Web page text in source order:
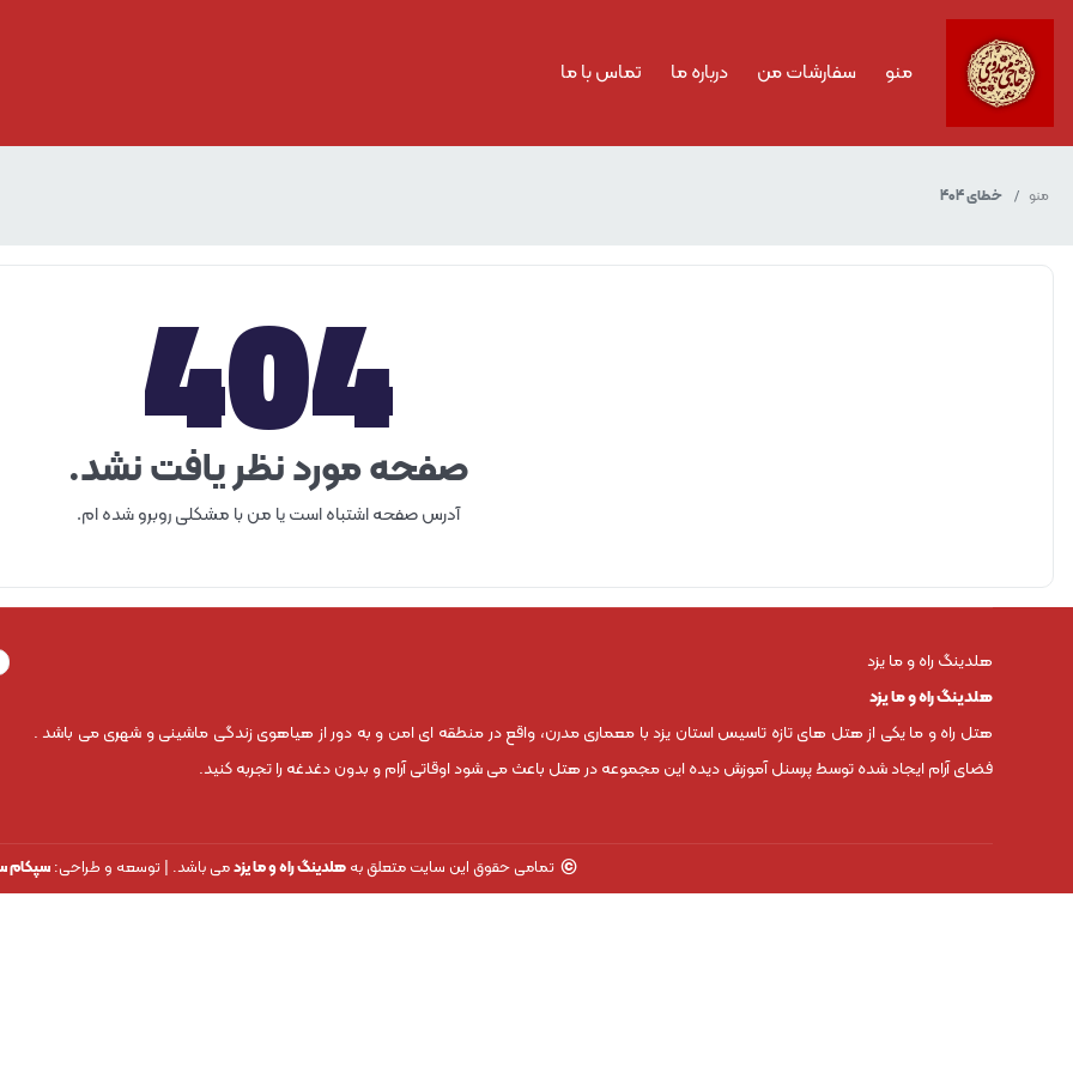
منو سفارشات من درباره ما تماس با ما
منو خطای 404
404
صفحه مورد نظر یافت نشد.
آدرس صفحه اشتباه است یا من با مشکلی روبرو شده ام.
هلدینگ راه و ما یزد
هلدینگ راه و ما یزد
هتل راه و ما یکی از هتل های تازه تاسیس استان یزد با معماری مدرن، واقع در منطقه ای امن و به دور از هیاهوی زندگی ماشینی و شهری می باشد .
فضای آرام ایجاد شده توسط پرسنل آموزش دیده این مجموعه در هتل باعث می شود اوقاتی آرام و بدون دغدغه را تجربه کنید.
© تمامی حقوق این سایت متعلق بههلدینگ راه و ما یزدمی باشد. | توسعه و طراحی:سپکام